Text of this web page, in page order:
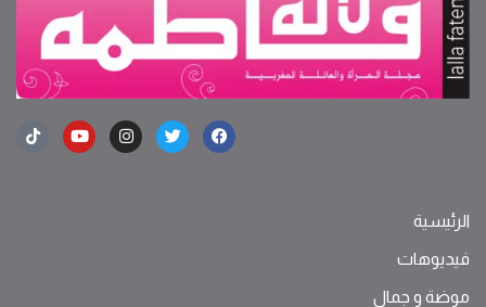
الرئيسية
فيديوهات
موضة ‫و‬ ‫‬‫جمال‬